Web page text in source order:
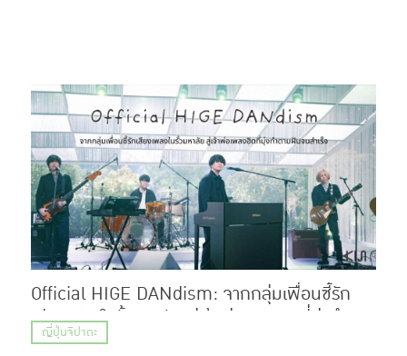
Official HIGE DANdism: จากกลุ่มเพื่อนซี้รัก
เสียงเพลงในรั้วมหาลัย สู่เจ้าพ่อเพลงฮิตที่มุ่งทำตาม
ฝันจนสำเร็จ
ญี่ปุ่นจิปาถะ